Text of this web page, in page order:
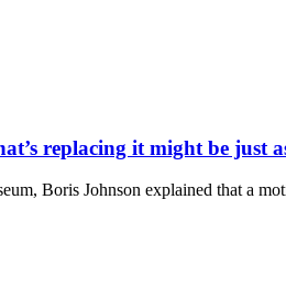
replacing it might be just
Boris Johnson explained that a